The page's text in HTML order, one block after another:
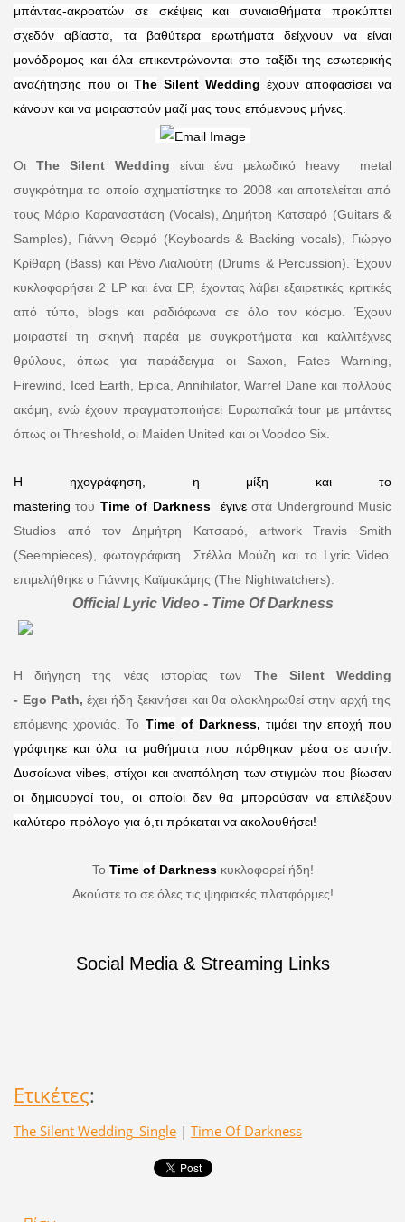
μπάντας-ακροατών σε σκέψεις και συναισθήματα προκύπτει
σχεδόν αβίαστα, τα βαθύτερα ερωτήματα δείχνουν να είναι
μονόδρομος και όλα επικεντρώνονται στο ταξίδι της εσωτερικής
αναζήτησης που οι The Silent Wedding έχουν αποφασίσει να
κάνουν και να μοιραστούν μαζί μας τους επόμενους μήνες.
Οι The Silent Wedding είναι ένα μελωδικό heavy
metal
συγκρότημα το οποίο σχηματίστηκε το 2008 και αποτελείται από
τους Μάριο Καραναστάση (Vocals), Δημήτρη Κατσαρό (Guitars&
Samples), Γιάννη Θερμό (Keyboards& Backing vocals), Γιώργο
Κρίθαρη (Bass) και Ρένο Λιαλιούτη (Drums & Percussion). Έχουν
κυκλοφορήσει 2 LPκαι ένα EP, έχοντας λάβει εξαιρετικές κριτικές
από τύπο, blogs και ραδιόφωνα σε όλο τον κόσμο. Έχουν
μοιραστεί τη σκηνή παρέα με συγκροτήματα και καλλιτέχνες
θρύλους, όπως για παράδειγμα οι Saxon Fates Warning
Firewind
Iced Earth Epica Annihilator,Warrel Dane και πολλούς
ακόμη, ενώ έχουν πραγματοποιήσει Ευρωπαϊκάtour με μπάντες
όπως οι Threshold , οι Maiden United και οι Voodoo Six.
Η ηχογράφηση, η μίξη και το
masteringτου Time of Darkness έγινεστα Underground Music
Studiosαπό τον Δημήτρη Κατσαρό, artwork Travis Smith
(Seempieces), φωτογράφιση Στέλλα Μούζη και το Lyric Video
επιμελήθηκε ο Γιάννης Καϊμακάμης (The Nightwatchers).
Official Lyric Video - Time Of Darkness
Η διήγηση της νέας ιστορίας των The Silent
Wedding
- Ego Path, έχει ήδη ξεκινήσει και θα ολοκληρωθεί στην αρχή της
επόμενης χρονιάς. Το Time of Darkness,τιμάει την εποχή που
γράφτηκε και όλα τα μαθήματα που πάρθηκαν μέσα σε αυτήν.
Δυσοίωνα vibes, στίχοι και αναπόληση των στιγμών που βίωσαν
οι δημιουργοί του, οι οποίοι δεν θα μπορούσαν να επιλέξουν
καλύτερο πρόλογο για ό,τι πρόκειται να ακολουθήσει!
Το Time of Darknessκυκλοφορεί ήδη!
Ακούστε το σε όλες τις ψηφιακές πλατφόρμες!
Social Media & Streaming Links
Ετικέτες:
The Silent Wedding_Single | Time Of Darkness